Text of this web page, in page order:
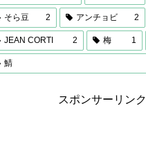
そら豆 2 アンチョビ 2
JEAN CORTI 2 梅 1
鯖
スポンサーリンク